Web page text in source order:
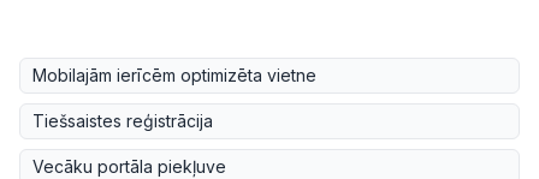
Mobilajām ierīcēm optimizēta vietne
Tiešsaistes reģistrācija
Vecāku portāla piekļuve